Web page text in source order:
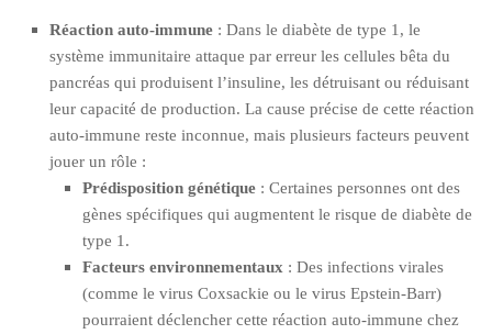
Réaction auto-immune : Dans le diabète de type 1, le
système immunitaire attaque par erreur les cellules bêta du
pancréas qui produisent l’insuline, les détruisant ou réduisant
leur capacité de production. La cause précise de cette réaction
auto-immune reste inconnue, mais plusieurs facteurs peuvent
jouer un rôle :
Prédisposition génétique : Certaines personnes ont des
gènes spécifiques qui augmentent le risque de diabète de
type 1.
Facteurs environnementaux : Des infections virales
(comme le virus Coxsackie ou le virus Epstein-Barr)
pourraient déclencher cette réaction auto-immune chez